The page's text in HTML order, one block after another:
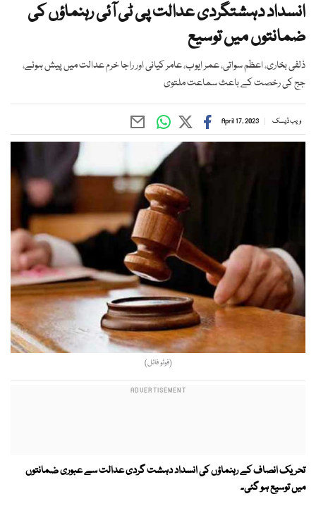
انسداد دہشتگردی عدالت پی ٹی آئی رہنماؤں کی
ضمانتوں میں توسیع
ذلفی بخاری، اعظم سواتی، عمر ایوب، عامر کیانی اور راجا خرم عدالت میں پیش ہوئے،
جج کی رخصت کے باعث سماعت ملتوی
ویب ڈیسک April 17, 2023
(فوٹو فائل)
تحریک انصاف کے رہنماؤں کی انسداد دہشت گردی عدالت سے عبوری ضمانتوں
میں توسیع ہو گئی۔